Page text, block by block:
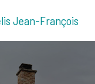
Jean-François